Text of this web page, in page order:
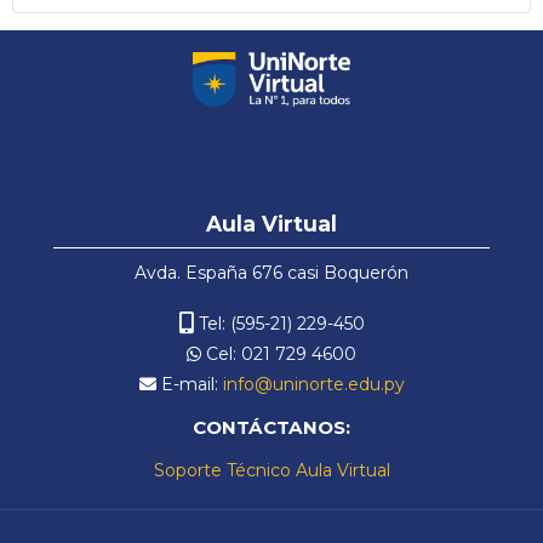
Español - Internacional ‎(es)‎
Aula
Aula Virtual
Avda. España 676 casi Boquerón
Tel: (595-21) 229-450
Cel: 021 729 4600
E-mail: info@uninorte.edu.py
CONTÁCTANOS:
Soporte Técnico Aula Virtual